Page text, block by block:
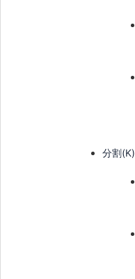
分割(K)